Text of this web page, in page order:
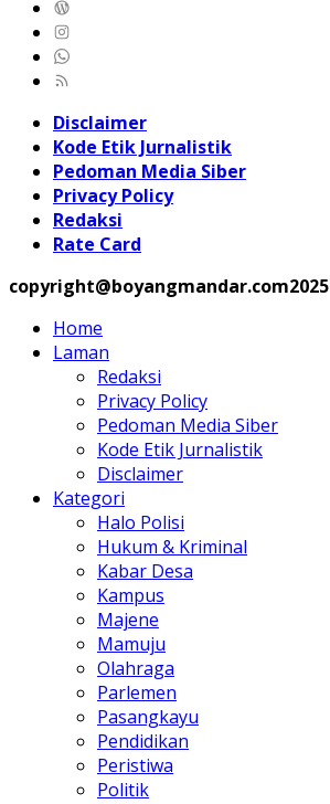
Disclaimer
Kode Etik Jurnalistik
Pedoman Media Siber
Privacy Policy
Redaksi
Rate Card
copyright@boyangmandar.com2025
Home
Laman
Redaksi
Privacy Policy
Pedoman Media Siber
Kode Etik Jurnalistik
Disclaimer
Kategori
Halo Polisi
Hukum & Kriminal
Kabar Desa
Kampus
Majene
Mamuju
Olahraga
Parlemen
Pasangkayu
Pendidikan
Peristiwa
Politik